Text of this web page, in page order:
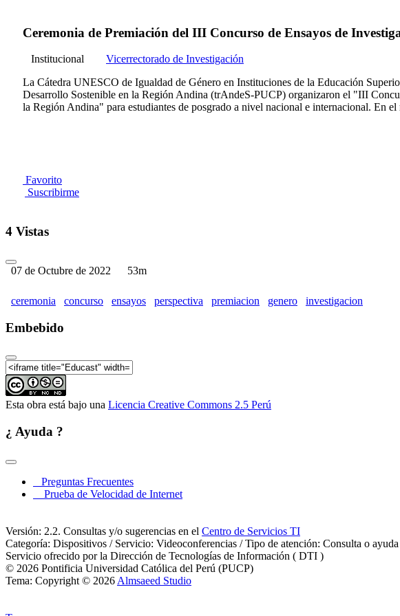
Ceremonia de Premiación del III Concurso de Ensayos de
Institucional
Vicerrectorado de Investigación
La Cátedra UNESCO de Igualdad de Género en Instituciones de la Educación
Desarrollo Sostenible en la Región Andina (trAndeS-PUCP) organizaron el "III
la Región Andina" para estudiantes de posgrado a nivel nacional e internacional. En
Favorito
Suscribirme
4 Vistas
07 de Octubre de 2022 53m
ceremonia concurso ensayos perspectiva premiacion genero investigacion
Embebido
Esta obra está bajo una Licencia Creative Commons 2.5 Perú
¿ Ayuda ?
Preguntas Frecuentes
Prueba de Velocidad de Internet
Versión: 2.2. Consultas y/o sugerencias en el Centro de Servicios TI
Categoría: Dispositivos / Servicio: Videoconferencias / Tipo de atención: Consulta o
Servicio ofrecido por la Dirección de Tecnologías de Información ( DTI )
© 2026 Pontificia Universidad Católica del Perú (PUCP)
Tema: Copyright © 2026 Almsaeed Studio